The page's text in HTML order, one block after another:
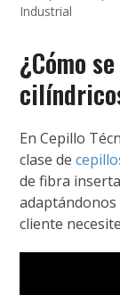
Industrial
¿Cómo
En Cepillo
clase de
de fibra
adaptándonos
cliente